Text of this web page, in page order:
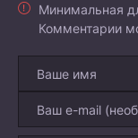
Минимальная
Комментарии